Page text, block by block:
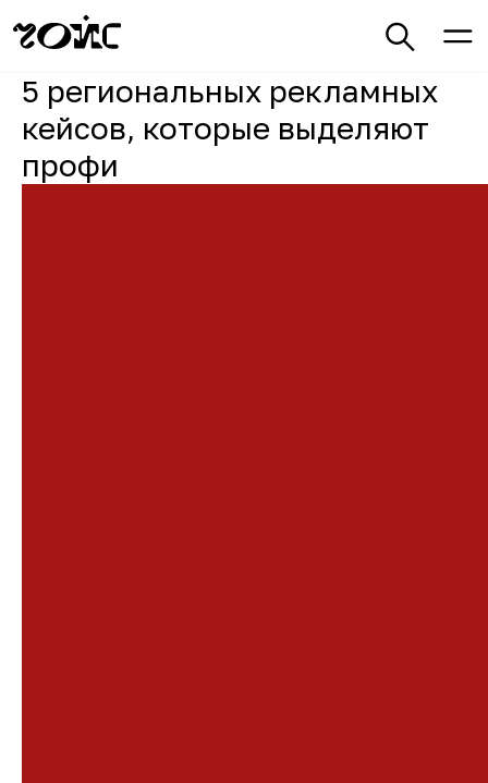
5 региональных рекламных
кейсов, которые выделяют
профи